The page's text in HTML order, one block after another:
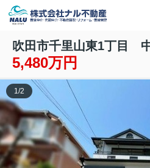
吹田市千里山東1丁目
5,480万円
1/2